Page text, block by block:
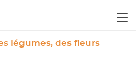
légumes, des fleurs